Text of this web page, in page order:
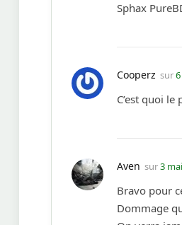
Sphax
Cooperz sur
C’est quoi le
Aven sur3
Bravo pour
Dommage